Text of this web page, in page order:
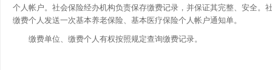
个人帐户。社会保险经办机构负责保存缴费记录，并保证其完整、安全。
缴费个人发送一次基本养老保险、基本医疗保险个人帐户通知单。
缴费单位、缴费个人有权按照规定查询缴费记录。